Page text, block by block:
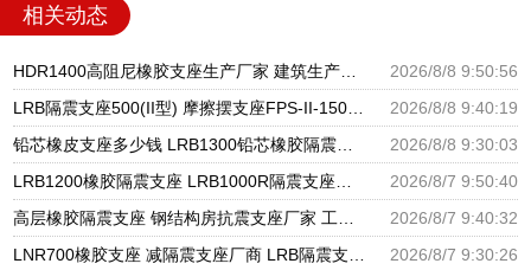
相关动态
2026/8/8 9:50:56
2026/8/8 9:40:19
2026/8/8 9:30:03
2026/8/7 9:50:40
2026/8/7 9:40:32
2026/8/7 9:30:26